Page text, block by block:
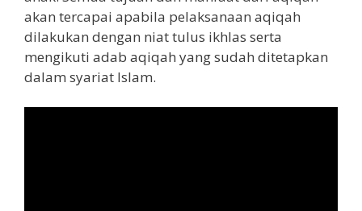
akan tercapai apabila pelaksanaan aqiqah
dilakukan dengan niat tulus ikhlas serta
mengikuti adab aqiqah yang sudah ditetapkan
dalam syariat Islam.